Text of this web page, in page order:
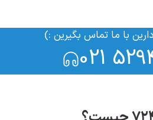
با ما تماس بگیرین :)
021